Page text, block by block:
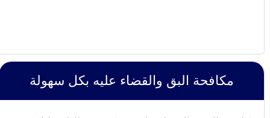
مكافحة البق والقضاء عليه بكل سهولة